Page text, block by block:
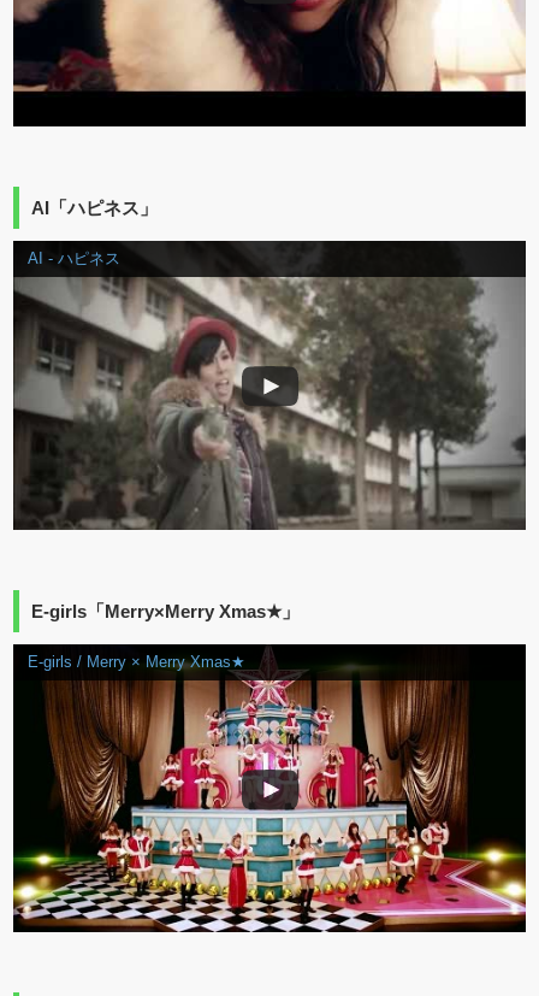
AI「ハピネス」
AI - ハピネス
E-girls「Merry×Merry Xmas★」
E-girls / Merry × Merry Xmas★